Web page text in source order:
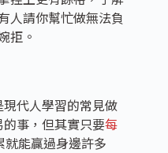
人請你幫忙做無法負
拒。
代人學習的常見做
事，但其實只要每
就能贏過身邊許多